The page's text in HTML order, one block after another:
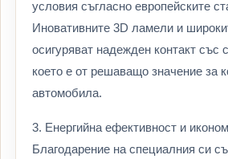
условия съгласно европейските
Иновативните 3D ламели и
осигуряват надежден контакт със
което е от решаващо значение за
автомобила.
3. Енергийна ефективност и
Благодарение на специалния си